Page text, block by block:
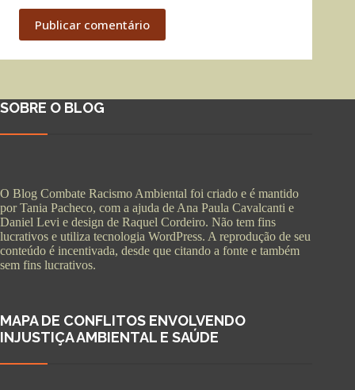
Publicar comentário
SOBRE O BLOG
O Blog Combate Racismo Ambiental foi criado e é mantido
por Tania Pacheco, com a ajuda de Ana Paula Cavalcanti e
Daniel Levi e design de Raquel Cordeiro. Não tem fins
lucrativos e utiliza tecnologia WordPress. A reprodução de seu
conteúdo é incentivada, desde que citando a fonte e também
sem fins lucrativos.
MAPA DE CONFLITOS ENVOLVENDO
INJUSTIÇA AMBIENTAL E SAÚDE